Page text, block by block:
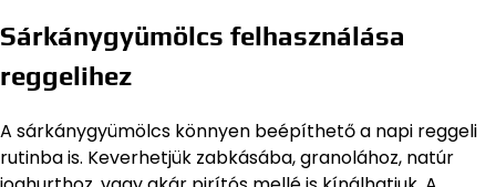
Sárkánygyümölcs felhasználása
reggelihez
A sárkánygyümölcs könnyen beépíthető a napi reggeli
rutinba is. Keverhetjük zabkásába, granolához, natúr